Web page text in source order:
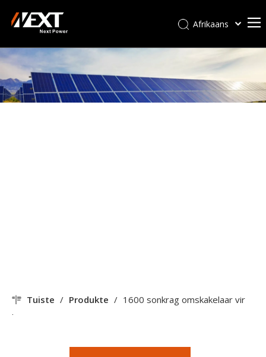
Afrikaans
Italiano
Deutsch
Tuiste / Produkte / 1600 sonkrag omskakelaar vir
huis